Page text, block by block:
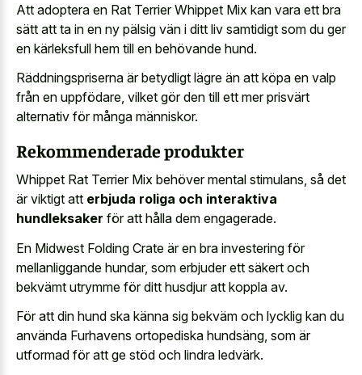
Att adoptera en Rat Terrier Whippet Mix kan vara ett bra
sätt att ta in en ny pälsig vän i ditt liv samtidigt som du ger
en kärleksfull hem till en behövande hund.
Räddningspriserna är betydligt lägre än att köpa en valp
från en uppfödare, vilket gör den till ett mer prisvärt
alternativ för många människor.
Rekommenderade produkter
Whippet Rat Terrier Mix behöver mental stimulans, så det
är viktigt att erbjuda roliga och interaktiva
hundleksaker för att hålla dem engagerade.
En Midwest Folding Crate är en bra investering för
mellanliggande hundar, som erbjuder ett säkert och
bekvämt utrymme för ditt husdjur att koppla av.
För att din hund ska känna sig bekväm och lycklig kan du
använda Furhavens ortopediska hundsäng, som är
utformad för att ge stöd och lindra ledvärk.